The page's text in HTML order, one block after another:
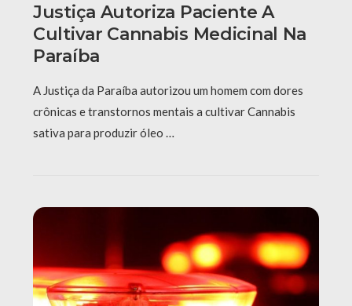
Justiça Autoriza Paciente A
Cultivar Cannabis Medicinal Na
Paraíba
A Justiça da Paraíba autorizou um homem com dores
crônicas e transtornos mentais a cultivar Cannabis
sativa para produzir óleo …